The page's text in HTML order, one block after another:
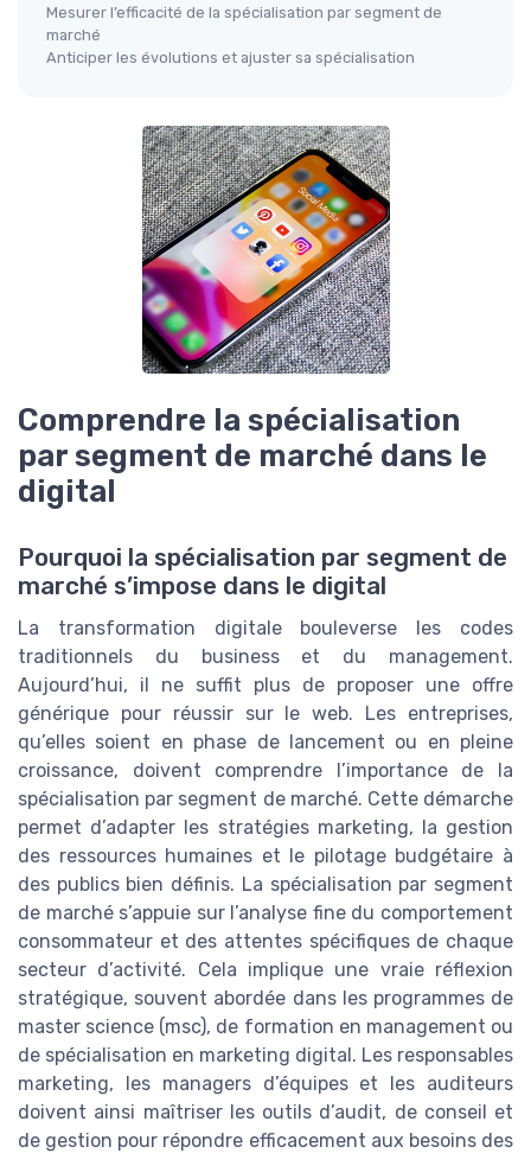
Mesurer l’efficacité de la spécialisation par segment de
marché
Anticiper les évolutions et ajuster sa spécialisation
Comprendre la spécialisation
par segment de marché dans le
digital
Pourquoi la spécialisation par segment de
marché s’impose dans le digital
La transformation digitale bouleverse les codes
traditionnels du business et du management.
Aujourd’hui, il ne suffit plus de proposer une offre
générique pour réussir sur le web. Les entreprises,
qu’elles soient en phase de lancement ou en pleine
croissance, doivent comprendre l’importance de la
spécialisation par segment de marché. Cette démarche
permet d’adapter les stratégies marketing, la gestion
des ressources humaines et le pilotage budgétaire à
des publics bien définis. La spécialisation par segment
de marché s’appuie sur l’analyse fine du comportement
consommateur et des attentes spécifiques de chaque
secteur d’activité. Cela implique une vraie réflexion
stratégique, souvent abordée dans les programmes de
master science (msc), de formation en management ou
de spécialisation en marketing digital. Les responsables
marketing, les managers d’équipes et les auditeurs
doivent ainsi maîtriser les outils d’audit, de conseil et
de gestion pour répondre efficacement aux besoins des